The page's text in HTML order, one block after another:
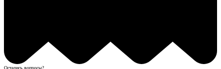
Остались вопросы?